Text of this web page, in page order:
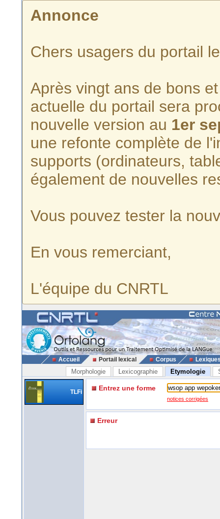
Annonce
Chers usagers du portail
Après vingt ans de bons
actuelle du portail sera
nouvelle version au 1er
une refonte complète de
supports (ordinateurs,
également de nouvelles
Vous pouvez tester la
En vous remerciant,
L'équipe du CNRTL
Accueil Portail lexical Corpus
Morphologie Lexicographie Etymologie
TLFi Entrez une forme
notices corrigées
Erreur